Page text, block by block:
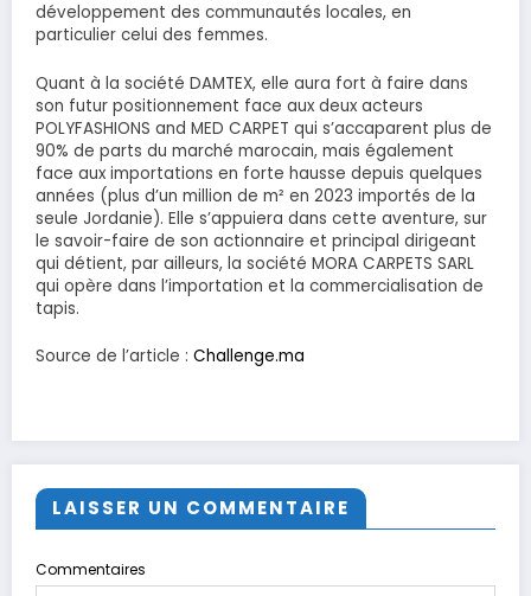
développement des communautés locales, en
particulier celui des femmes.
Quant à la société DAMTEX, elle aura fort à faire dans
son futur positionnement face aux deux acteurs
POLYFASHIONS and MED CARPET qui s’accaparent plus de
90% de parts du marché marocain, mais également
face aux importations en forte hausse depuis quelques
années (plus d’un million de m² en 2023 importés de la
seule Jordanie). Elle s’appuiera dans cette aventure, sur
le savoir-faire de son actionnaire et principal dirigeant
qui détient, par ailleurs, la société MORA CARPETS SARL
qui opère dans l’importation et la commercialisation de
tapis.
Source de l’article : Challenge.ma
LAISSER UN COMMENTAIRE
Commentaires